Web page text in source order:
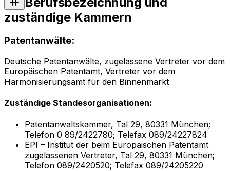
zuständige Kammern
Patentanwälte:
Deutsche Patentanwälte, zugelassene Vertreter vor dem
Europäischen Patentamt, Vertreter vor dem
Harmonisierungsamt für den Binnenmarkt
Zuständige Standesorganisationen:
Patentanwaltskammer, Tal 29, 80331 München;
Telefon 0 89/2422780; Telefax 089/24227824
EPI – Institut der beim Europäischen Patentamt
zugelassenen Vertreter, Tal 29, 80331 München;
Telefon 089/2420520; Telefax 089/24205220